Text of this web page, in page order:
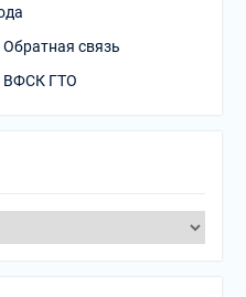
Обратная связь
ВФСК ГТО